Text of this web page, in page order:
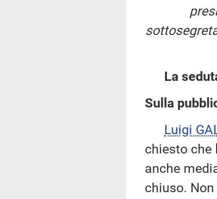
La
Sulla
Luigi
chiesto che
anche
chiuso.